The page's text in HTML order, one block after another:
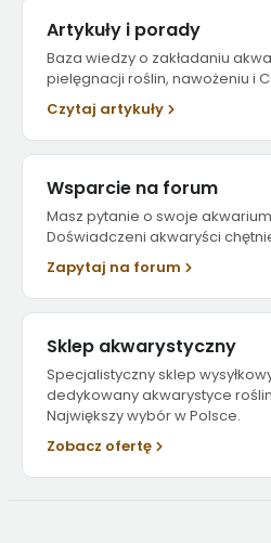
Artykuły i porady
Baza wiedzy o zakładaniu
pielęgnacji roślin, nawożeniu i
Czytaj artykuły
Wsparcie na forum
Masz pytanie o swoje
Doświadczeni akwaryści
Zapytaj na forum
Sklep akwarystyczny
Specjalistyczny sklep
dedykowany akwarystyce
Największy wybór w Polsce.
Zobacz ofertę